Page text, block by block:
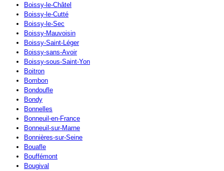
Boissy-le-Châtel
Boissy-le-Cutté
Boissy-le-Sec
Boissy-Mauvoisin
Boissy-Saint-Léger
Boissy-sans-Avoir
Boissy-sous-Saint-Yon
Boitron
Bombon
Bondoufle
Bondy
Bonnelles
Bonneuil-en-France
Bonneuil-sur-Marne
Bonnières-sur-Seine
Bouafle
Bouffémont
Bougival